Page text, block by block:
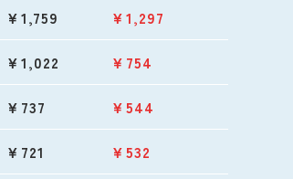
￥1,759 ￥1,297
￥1,022 ￥754
￥737 ￥544
￥721 ￥532